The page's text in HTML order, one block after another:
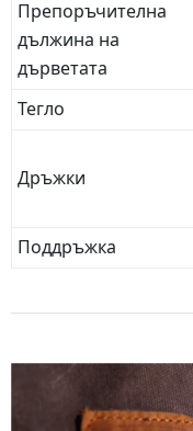
Препоръчителна
дължина на
дърветата
Тегло
Дръжки
Поддръжка